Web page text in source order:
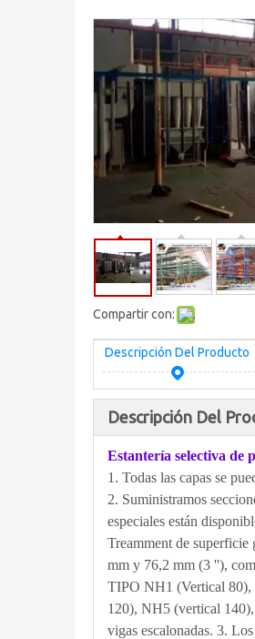
Compartir con:
Descripción Del Producto
Descripción Del
Estantería selectiva de
1. Todas las capas se
2. Suministramos
especiales están
Treamment de
mm y 76,2 mm (3 ''),
TIPO NH1 (Vertical
120), NH5 (vertical
vigas escalonadas. 3.